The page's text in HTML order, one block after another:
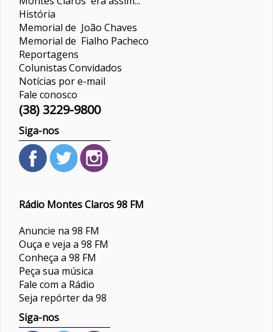
História
Memorial de João Chaves
Memorial de Fialho Pacheco
Reportagens
ColunistasConvidados
Notícias por e-mail
Fale conosco
(38) 3229-9800
Siga-nos
Rádio Montes Claros 98 FM
Anuncie na 98 FM
Ouça e veja a 98 FM
Conheça a 98 FM
Peça sua música
Fale com a Rádio
Seja repórter da 98
Siga-nos